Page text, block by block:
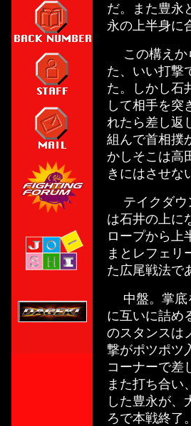
だ。また豊永
永の上半身に
この構えか
た、いい打撃
た。しかし石
して相手を突
れたら差し返
組んで首相撲
かしそこは高
きにはさせな
テイクダウ
は石井の上に
ロープから上
まとレフェリ
た広尾戦法で
中盤。掌底
に互いに詰め
のスタンスは
撃がポツポツ
コーナーで差
また打ち合い
した豊永が、
ろで本戦終了